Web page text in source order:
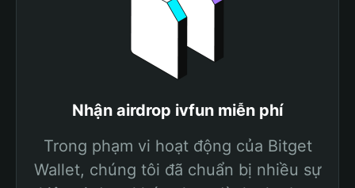
Nhận airdrop ivfun miễn phí
Trong phạm vi hoạt động của Bitget
Wallet, chúng tôi đã chuẩn bị nhiều sự